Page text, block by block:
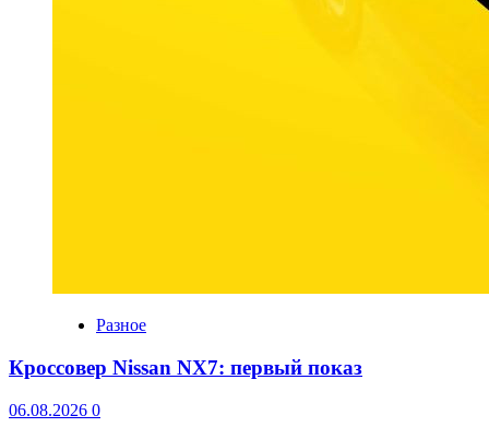
Разное
Кроссовер Nissan NX7: первый показ
06.08.2026 0